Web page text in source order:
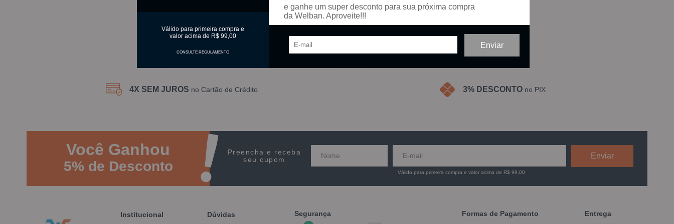
Válido para primeira compra e
valor acima de R$ 99,00
CONSULTE REGULAMENTO
e ganhe um super desconto para sua próxima compra
da Welban. Aproveite!!!
Comprar
Mostrando página
4X SEM JUROS no Cartão de Crédito 3% DESCONTO no PIX
VocêGanhou
5%de Desconto
Preencha e receba
seu cupom
Válido para primeira compra e valor acima de R$ 99,00
Institucional Dúvidas Segurança Formas de Pagamento Entrega